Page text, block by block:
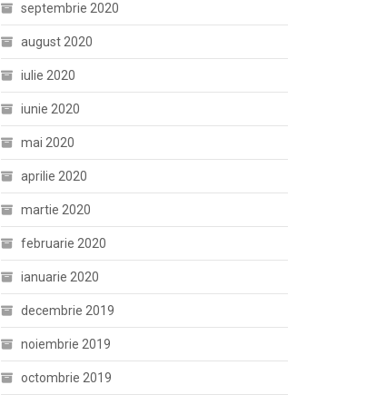
septembrie 2020
august 2020
iulie 2020
iunie 2020
mai 2020
aprilie 2020
martie 2020
februarie 2020
ianuarie 2020
decembrie 2019
noiembrie 2019
octombrie 2019